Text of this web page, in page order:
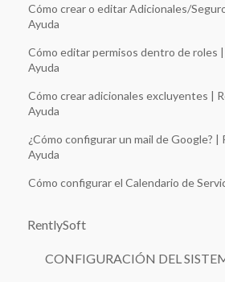
Cómo crear o editar Adicionales/
Ayuda
Cómo editar permisos dentro de roles
Ayuda
Cómo crear adicionales excluyentes |
Ayuda
¿Cómo configurar un mail de Google?
Ayuda
Cómo configurar el Calendario de
RentlySoft
CONFIGURACIÓN DEL